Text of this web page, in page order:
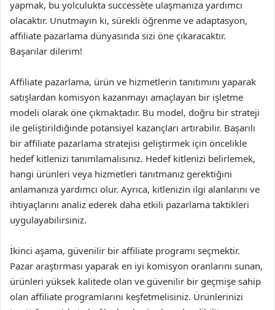
yapmak, bu yolculukta successète ulaşmanıza yardımcı
olacaktır. Unutmayın ki, sürekli öğrenme ve adaptasyon,
affiliate pazarlama dünyasında sizi öne çıkaracaktır.
Başarılar dilerim!
Affiliate pazarlama, ürün ve hizmetlerin tanıtımını yaparak
satışlardan komisyon kazanmayı amaçlayan bir işletme
modeli olarak öne çıkmaktadır. Bu model, doğru bir strateji
ile geliştirildiğinde potansiyel kazançları artırabilir. Başarılı
bir affiliate pazarlama stratejisi geliştirmek için öncelikle
hedef kitlenizi tanımlamalısınız. Hedef kitlenizi belirlemek,
hangi ürünleri veya hizmetleri tanıtmanız gerektiğini
anlamanıza yardımcı olur. Ayrıca, kitlenizin ilgi alanlarını ve
ihtiyaçlarını analiz ederek daha etkili pazarlama taktikleri
uygulayabilirsiniz.
İkinci aşama, güvenilir bir affiliate programı seçmektir.
Pazar araştırması yaparak en iyi komisyon oranlarını sunan,
ürünleri yüksek kalitede olan ve güvenilir bir geçmişe sahip
olan affiliate programlarını keşfetmelisiniz. Ürünlerinizi